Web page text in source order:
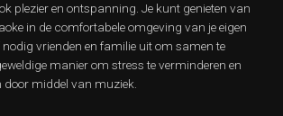
plezier en ontspanning. Je kunt genieten van
in de comfortabele omgeving van je eigen
nodig vrienden en familie uit om samen te
manier om stress te verminderen en
door middel van muziek.